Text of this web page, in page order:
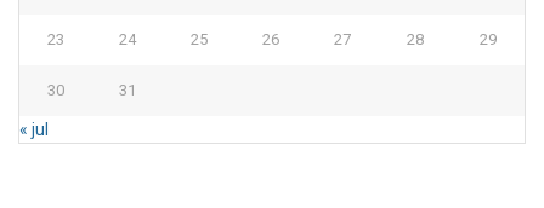
23 24 25 26 27 28 29
30 31
« jul